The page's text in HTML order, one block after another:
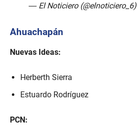
— El Noticiero (@elnoticiero_6)
Ahuachapán
Nuevas Ideas:
Herberth Sierra
Estuardo Rodríguez
PCN: